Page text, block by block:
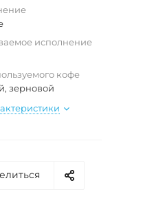
исполнение
кофе
зерновой